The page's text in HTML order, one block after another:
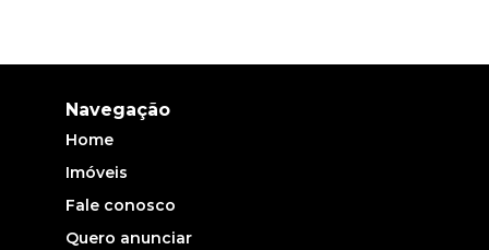
Navegação
Home
Imóveis
Fale conosco
Quero anunciar